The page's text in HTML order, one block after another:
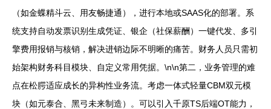
（如金蝶精斗云、用友畅捷通），进行本地或SAAS化的部署。系
统支持自动发票识别生成凭证、银企（社保薪酬）一键代发、多引
擎费用报销与核销，解决进销边际不明晰的痛苦。财务人员只需初
始架构财务科目模块、自定义常用凭据。\n\n第二，业务管理的难
点在松腭适应成长的异构性业务流。考虑一体式轻量CBM双元模
块（如元泰合、黑弓未来制造）。可以引入千原TS后端OT能力，